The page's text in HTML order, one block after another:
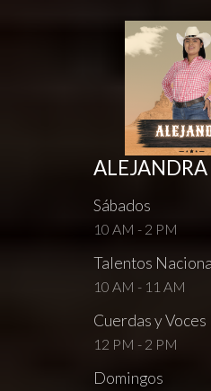
Sábados
10 AM - 2 PM
Talentos
10 AM - 11 AM
Cuerdas y Voces
12 PM - 2 PM
Domingos